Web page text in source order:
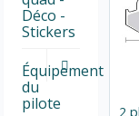
2
Déco -
Stickers
Équipement
du
pilote